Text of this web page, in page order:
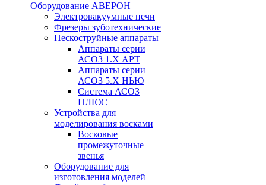
Оборудование АВЕРОН
Электровакуумные печи
Фрезеры зуботехнические
Пескоструйные аппараты
Аппараты серии
АСОЗ 1.Х АРТ
Аппараты серии
АСОЗ 5.Х НЬЮ
Система АСОЗ
ПЛЮС
Устройства для
моделирования восками
Восковые
промежуточные
звенья
Оборудование для
изготовления моделей